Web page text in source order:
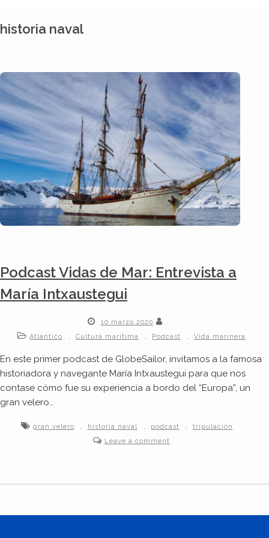
historia naval
Podcast Vidas de Mar: Entrevista a
María Intxaustegui
10 marzo 2020
Atlántico
, Cultura marítima , Podcast , Vida marinera
En este primer podcast de GlobeSailor, invitamos a la famosa
historiadora y navegante María Intxaustegui para que nos
contase cómo fue su experiencia a bordo del “Europa”, un
gran velero…
gran velero , historia naval , podcast ,
tripulación
Leave a comment